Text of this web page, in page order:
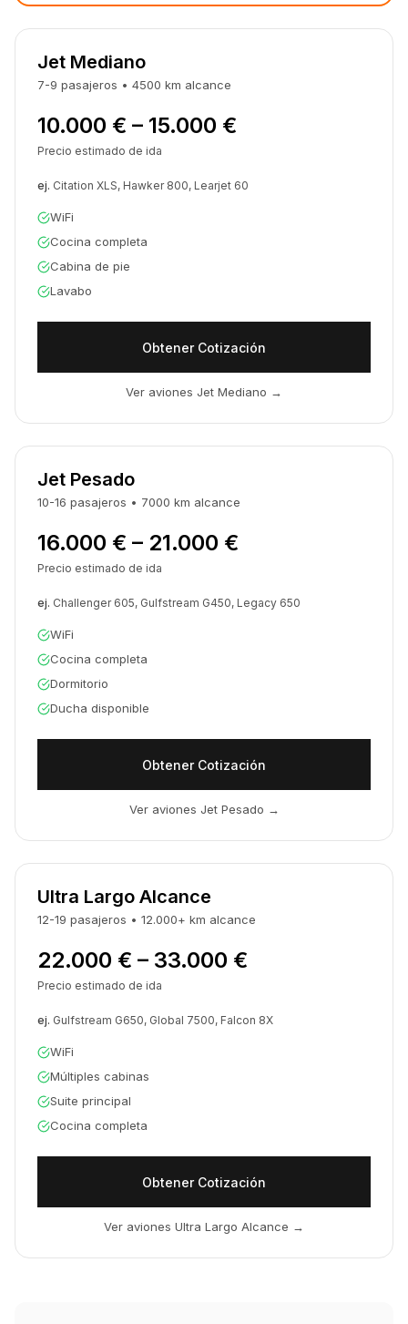
Jet Mediano
7-9 pasajeros • 4500 km alcance
10.000 € – 15.000 €
Precio estimado de ida
ej. Citation XLS, Hawker 800, Learjet 60
WiFi
Cocina completa
Cabina de pie
Lavabo
Obtener Cotización
Ver aviones Jet Mediano →
Jet Pesado
10-16 pasajeros • 7000 km alcance
16.000 € – 21.000 €
Precio estimado de ida
ej. Challenger 605, Gulfstream G450, Legacy 650
WiFi
Cocina completa
Dormitorio
Ducha disponible
Obtener Cotización
Ver aviones Jet Pesado →
Ultra Largo Alcance
12-19 pasajeros • 12.000+ km alcance
22.000 € – 33.000 €
Precio estimado de ida
ej. Gulfstream G650, Global 7500, Falcon 8X
WiFi
Múltiples cabinas
Suite principal
Cocina completa
Obtener Cotización
Ver aviones Ultra Largo Alcance →